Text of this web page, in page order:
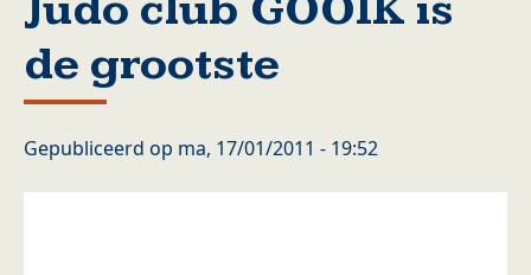
de grootste
Gepubliceerd op ma, 17/01/2011 - 19:52